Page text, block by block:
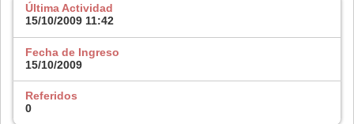
Última Actividad
15/10/2009 11:42
Fecha de Ingreso
15/10/2009
Referidos
0